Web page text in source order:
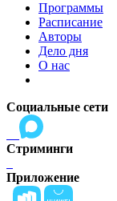
Программы
Расписание
Авторы
Дело дня
О нас
Социальные сети
Стриминги
Приложение